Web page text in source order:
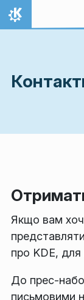
Перейти до
Домівка
Якщо вам
про KDE, для
До прес-
письмовими